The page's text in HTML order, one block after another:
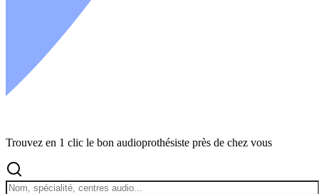
Trouvez en 1 clic le bon audioprothésiste près de chez vous